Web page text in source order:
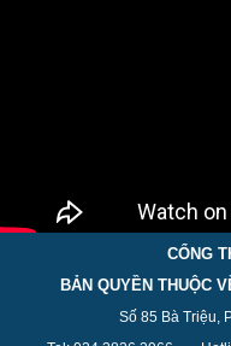
CỔNG
BẢN QUYỀN THUỘC
Số 85 Bà Triệu,